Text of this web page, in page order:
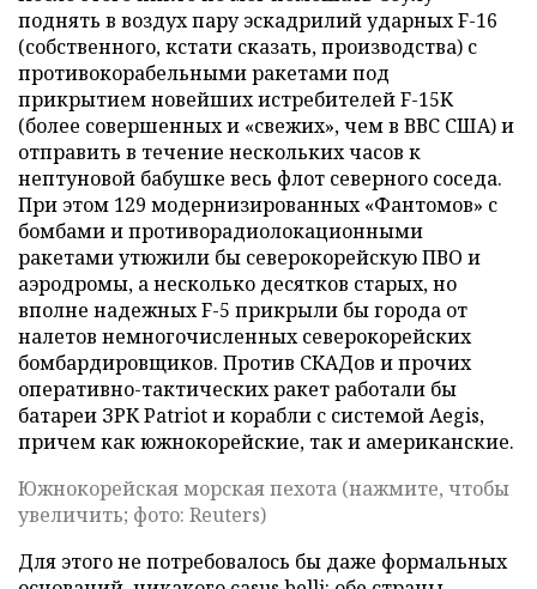
поднять в воздух пару эскадрилий ударных F-16
(собственного, кстати сказать, производства) с
противокорабельными ракетами под
прикрытием новейших истребителей F-15K
(более совершенных и «свежих», чем в ВВС США) и
отправить в течение нескольких часов к
нептуновой бабушке весь флот северного соседа.
При этом 129 модернизированных «Фантомов» с
бомбами и противорадиолокационными
ракетами утюжили бы северокорейскую ПВО и
аэродромы, а несколько десятков старых, но
вполне надежных F-5 прикрыли бы города от
налетов немногочисленных северокорейских
бомбардировщиков. Против СКАДов и прочих
оперативно-тактических ракет работали бы
батареи ЗРК Patriot и корабли с системой Aegis,
причем как южнокорейские, так и американские.
Южнокорейская морская пехота (нажмите, чтобы
увеличить; фото: Reuters)
Для этого не потребовалось бы даже формальных